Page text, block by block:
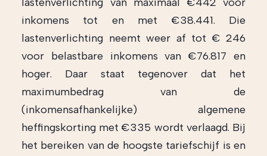
inkomens tot en met €38.441. Die
lastenverlichting neemt weer af tot € 246
voor belastbare inkomens van €76.817 en
hoger. Daar staat tegenover dat het
maximumbedrag van de
(inkomensafhankelijke) algemene
heffingskorting met €335 wordt verlaagd. Bij
het bereiken van de hoogste tariefschijf is en